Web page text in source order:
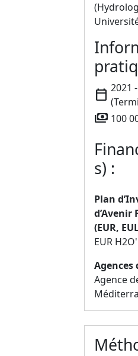
calendar_today 2021
payments 100
s) :
Plan
d’Avenir
(EUR,
EUR
Agences
Agence